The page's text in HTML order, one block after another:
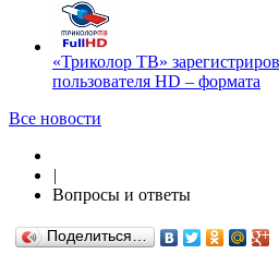
«Триколор ТВ»
пользователя HD – формата
Все новости
|
Вопросы и ответы
Поделиться…